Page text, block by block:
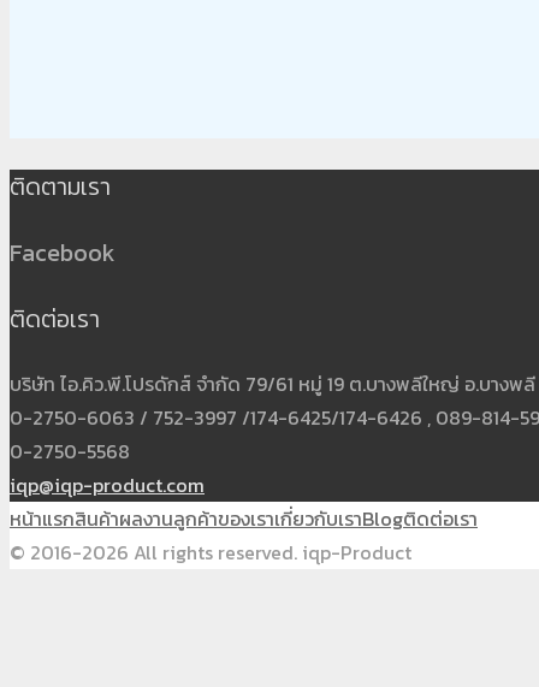
ติดตามเรา
Facebook
ติดต่อเรา
บริษัท ไอ.คิว.พี.โปรดักส์ จำกัด 79/61 หมู่ 19 ต.บางพลีใหญ่ อ.บางพ
0-2750-6063 / 752-3997 /174-6425/174-6426 , 089-814-
0-2750-5568
iqp@iqp-product.com
หน้าแรกสินค้าผลงานลูกค้าของเราเกี่ยวกับเราBlogติดต่อเรา
© 2016-2026 All rights reserved. iqp-Product